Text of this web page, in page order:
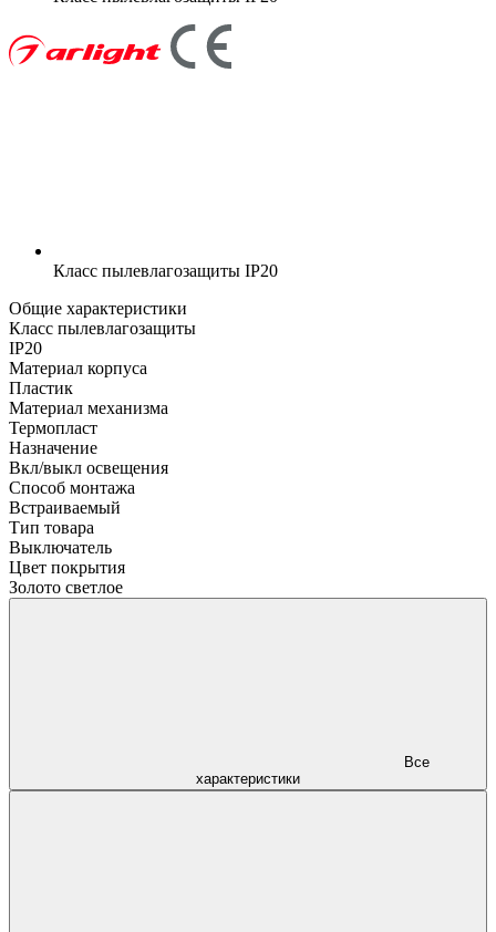
Класс пылевлагозащиты IP20
Общие характеристики
Класс пылевлагозащиты
IP20
Материал корпуса
Пластик
Материал механизма
Термопласт
Назначение
Вкл/выкл освещения
Способ монтажа
Встраиваемый
Тип товара
Выключатель
Цвет покрытия
Золото светлое
характеристики